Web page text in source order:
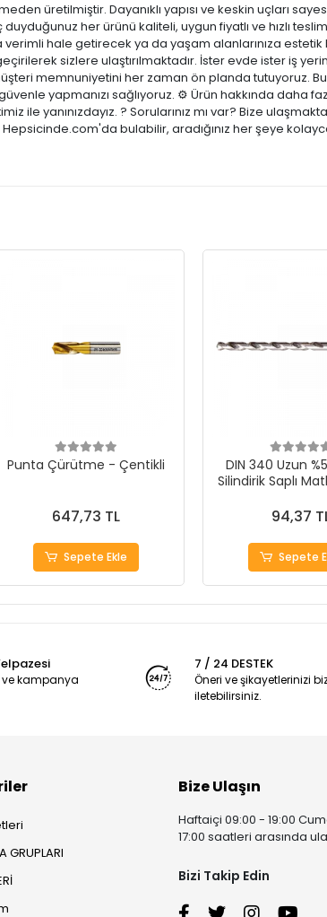
üretilmiştir. Dayanıklı yapısı ve keskin uçları
her ürünü kaliteli, uygun fiyatlı ve hızlı
verimli hale getirecek ya da yaşam alanlarınıza estetik
sizlere ulaştırılmaktadır. İster evde ister iş
memnuniyetini her zaman ön planda tutuyoruz.
yapmanızı sağlıyoruz. ⚙️ Ürün hakkında daha
yanınızdayız. ? Sorularınız mı var? Bize
bulabilir, aradığınız her şeye
Punta Çürütme - Çentikli
647,73 TL
Sepete Ekle
DIN 340 Uzun
Silindirik Saplı
94,37
Sepete
ve kampanya
7 / 24 DESTEK
Öneri ve şikayetlerinizi
iletebilirsiniz.
GRUPLARI
Bize Ulaşın
Haftaiçi 09:00 - 19:00
17:00 saatleri arasında
Bizi Takip Edin